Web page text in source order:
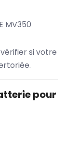
MV350
si votre
pour